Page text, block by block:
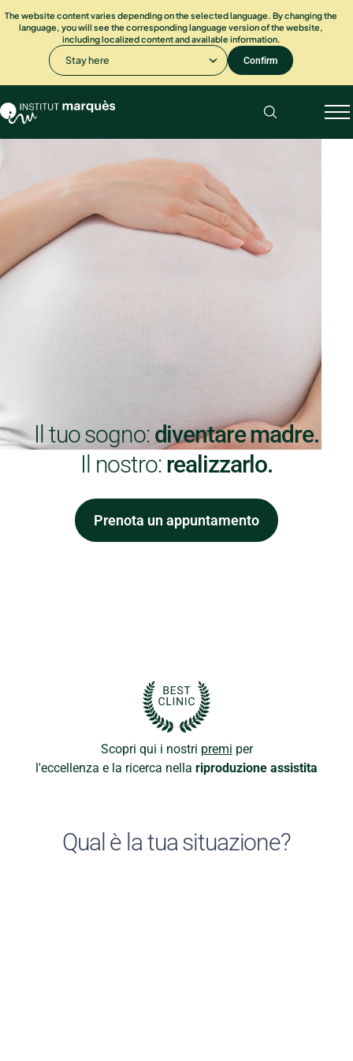
The website content varies depending on the selected language. By changing the
language, you will see the corresponding language version of the website,
including localized content and available information.
Stay here Confirm
Il tuo sogno: diventare madre.
Il nostro: realizzarlo.
Prenota un appuntamento
Scopri qui i nostri premi per
l'eccellenza e la ricerca nella riproduzione assistita
Qual è la tua situazione?